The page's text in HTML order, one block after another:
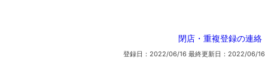
閉店・重複登録の連絡
登録日：2022/06/16 最終更新日：2022/06/16